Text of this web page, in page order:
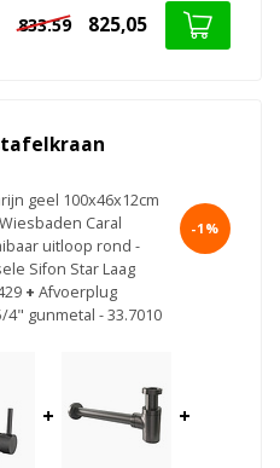
833.59 825,05
geel 100x46x12cm
Wiesbaden Caral
uitloop rond -
Sifon Star Laag
+ Afvoerplug
4" gunmetal - 33.7010
-1%
+ +